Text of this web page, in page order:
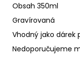
Obsah 350ml
Gravírovaná
Vhodný jako dárek
Nedoporučujeme